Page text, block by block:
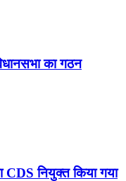
का गठन
CDS नियुक्त किया गया